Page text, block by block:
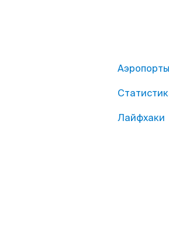
Аэропорты
Лайфхаки